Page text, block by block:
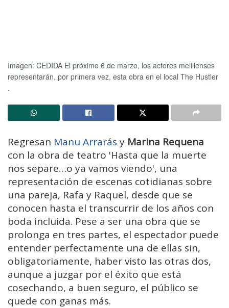
Imagen: CEDIDA El próximo 6 de marzo, los actores melillenses
representarán, por primera vez, esta obra en el local The Hustler
.
Regresan Manu Arrarás y Marina Requena
con la obra de teatro 'Hasta que la muerte
nos separe…o ya vamos viendo', una
representación de escenas cotidianas sobre
una pareja, Rafa y Raquel, desde que se
conocen hasta el transcurrir de los años con
boda incluida. Pese a ser una obra que se
prolonga en tres partes, el espectador puede
entender perfectamente una de ellas sin,
obligatoriamente, haber visto las otras dos,
aunque a juzgar por el éxito que está
cosechando, a buen seguro, el público se
quede con ganas más.